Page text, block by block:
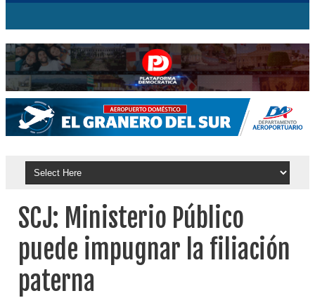
SCJ: Ministerio Público
puede impugnar la filiación
paterna